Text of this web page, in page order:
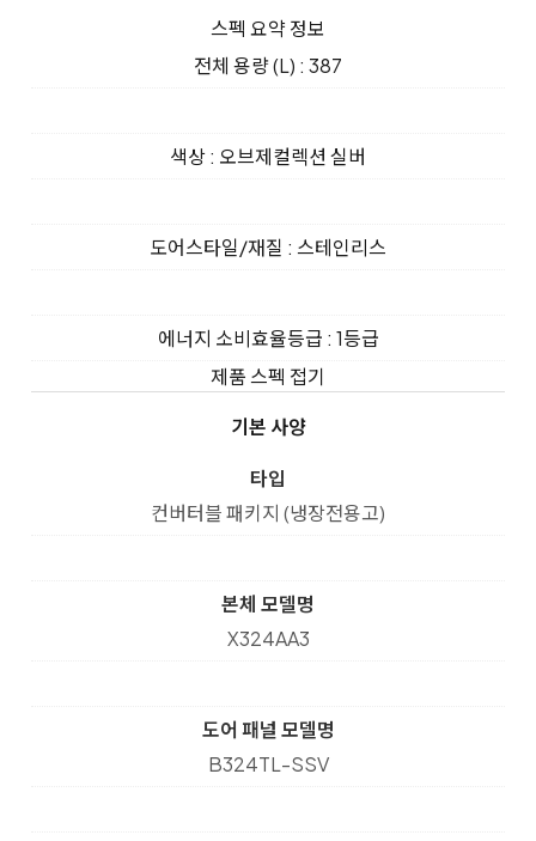
스펙 요약 정보
전체 용량 (L) : 387
색상 : 오브제컬렉션 실버
도어스타일/재질 : 스테인리스
에너지 소비효율등급 : 1등급
제품 스펙 접기
기본 사양
타입
컨버터블 패키지 (냉장전용고)
본체 모델명
X324AA3
도어 패널 모델명
B324TL-SSV